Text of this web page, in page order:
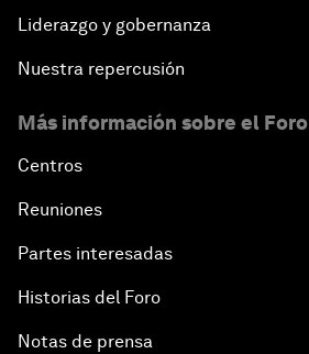
Liderazgo y gobernanza
Nuestra repercusión
Más información sobre el Foro
Centros
Reuniones
Partes interesadas
Historias del Foro
Notas de prensa